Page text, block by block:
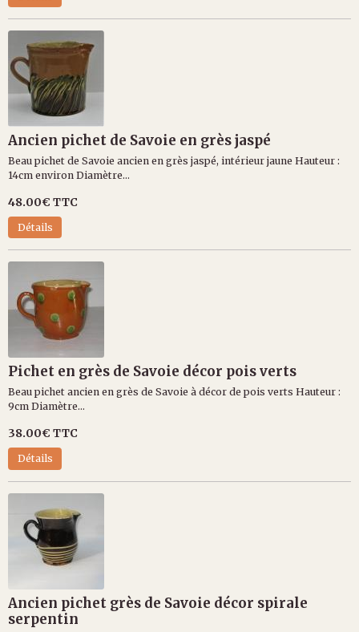
Ancien pichet de Savoie en grès jaspé
Beau pichet de Savoie ancien en grès jaspé, intérieur jaune Hauteur :
14cm environ Diamètre...
48.00€ TTC
Détails
Pichet en grès de Savoie décor pois verts
Beau pichet ancien en grès de Savoie à décor de pois verts Hauteur :
9cm Diamètre...
38.00€ TTC
Détails
Ancien pichet grès de Savoie décor spirale
serpentin